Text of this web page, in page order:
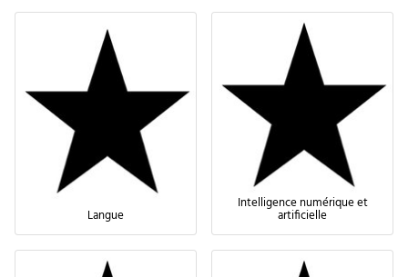
Langue
Intelligence numérique et
artificielle